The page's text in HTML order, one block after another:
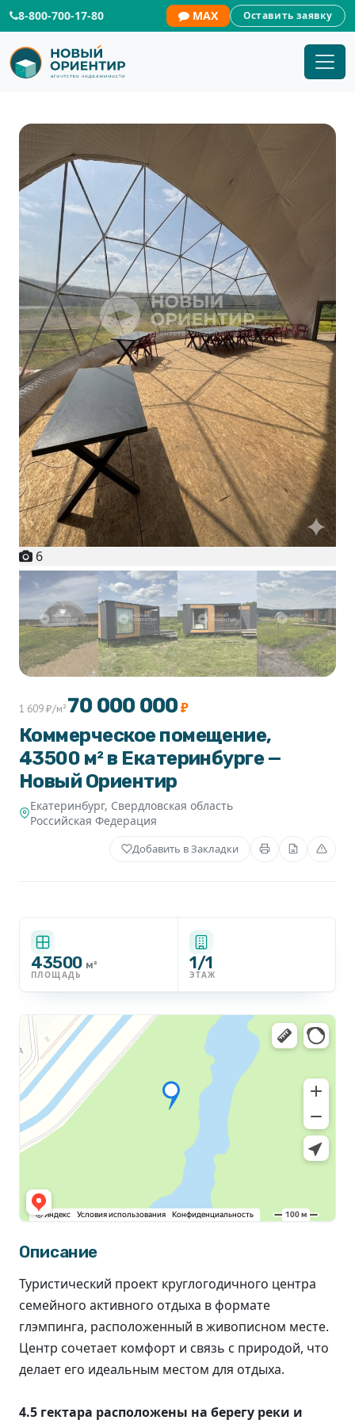
8-800-700-17-80 MAX Оставить заявку
6
Коммерческое помещение,
43500 м² в Екатеринбурге —
Новый Ориентир
Екатеринбург, Свердловская область
Российская Федерация
1 609 ₽/м²70 000 000 ₽
Добавить в Закладки
43500 м²
ПЛОЩАДЬ
1/1
ЭТАЖ
Описание
Туристический проект круглогодичного центра
семейного активного отдыха в формате
глэмпинга, расположенный в живописном месте.
Центр сочетает комфорт и связь с природой, что
делает его идеальным местом для отдыха.
4.5 гектара расположены на берегу реки и